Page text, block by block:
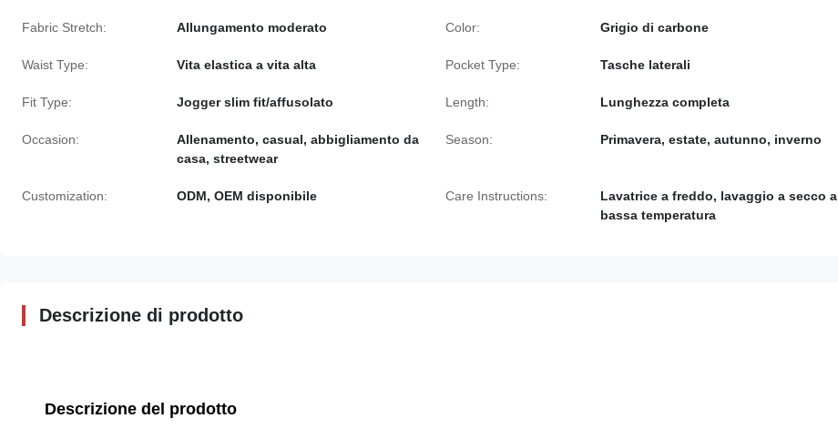
Fabric Stretch: Allungamento moderato Color: Grigio di carbone
Waist Type: Vita elastica a vita alta Pocket Type: Tasche laterali
Fit Type: Jogger slim fit/affusolato Length: Lunghezza completa
Occasion:
Allenamento, casual, abbigliamento da
casa, streetwear
Season: Primavera, estate, autunno, inverno
Customization: ODM, OEM disponibile Care Instructions:
Lavatrice a freddo, lavaggio a secco a
bassa temperatura
Descrizione di prodotto
Descrizione del prodotto